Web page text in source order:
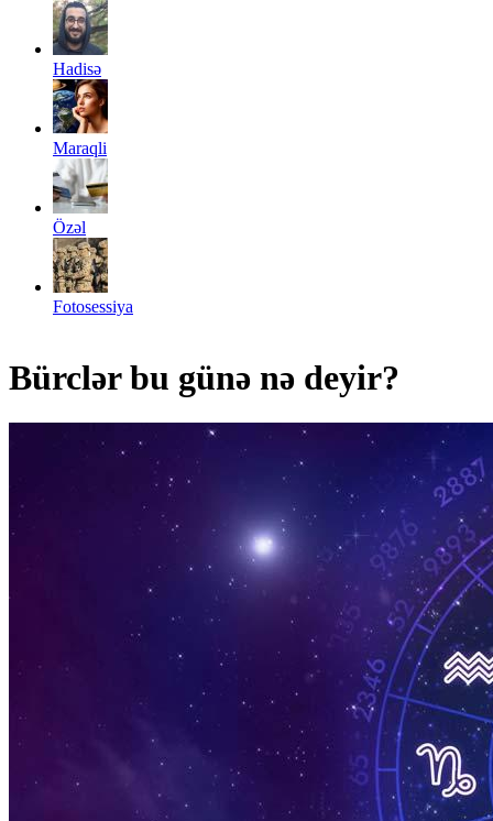
Hadisə
Maraqli
Özəl
Fotosessiya
Bürclər bu günə nə deyir?